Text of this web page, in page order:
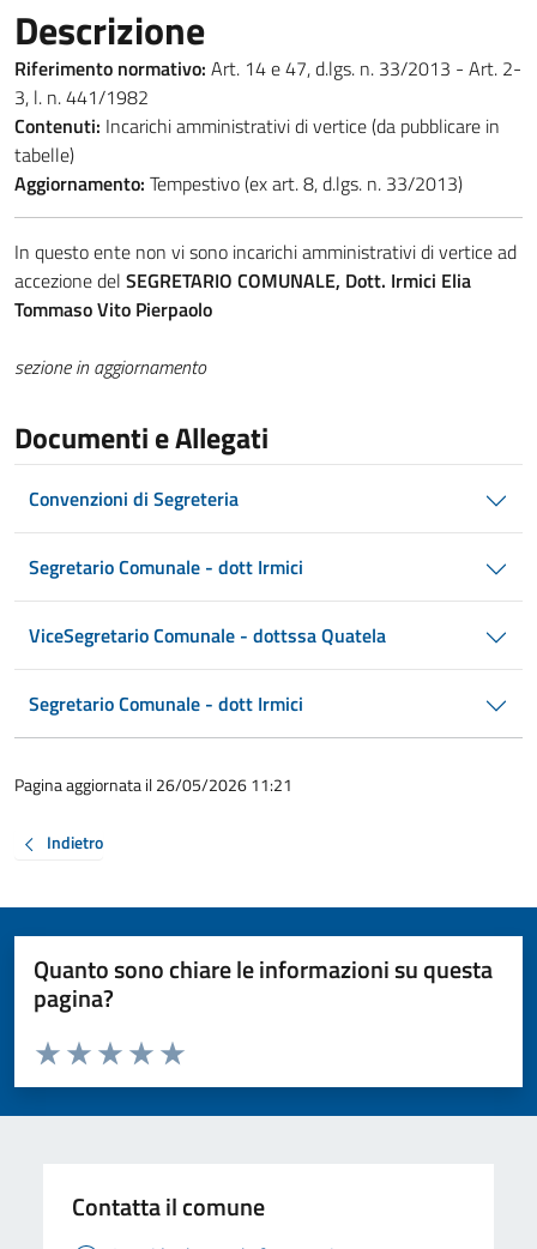
Descrizione
Riferimento normativo: Art. 14 e 47, d.lgs. n. 33/2013 - Art. 2-
3, l. n. 441/1982
Contenuti: Incarichi amministrativi di vertice (da pubblicare in
tabelle)
Aggiornamento: Tempestivo (ex art. 8, d.lgs. n. 33/2013)
In questo ente non vi sono incarichi amministrativi di vertice ad
accezione del SEGRETARIO COMUNALE, Dott. Irmici Elia
Tommaso Vito Pierpaolo
sezione in aggiornamento
Documenti e Allegati
Convenzioni di Segreteria
Segretario Comunale - dott Irmici
ViceSegretario Comunale - dottssa Quatela
Segretario Comunale - dott Irmici
Pagina aggiornata il 26/05/2026 11:21
Indietro
Quanto sono chiare le informazioni su questa
pagina?
Valuta da 1 a 5 stelle la pagina
Valuta 5 stelle su 5
Valuta 4 stelle su 5
Valuta 3 stelle su 5
Valuta 2 stelle su 5
Valuta 1 stelle su 5
Contatta il comune